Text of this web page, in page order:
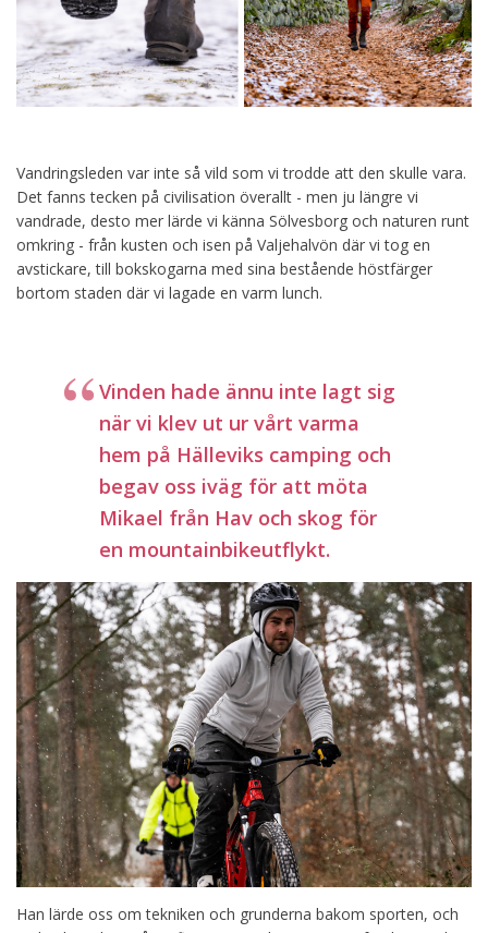
Vandringsleden var inte så vild som vi trodde att den skulle vara.
Det fanns tecken på civilisation överallt - men ju längre vi
vandrade, desto mer lärde vi känna Sölvesborg och naturen runt
omkring - från kusten och isen på Valjehalvön där vi tog en
avstickare, till bokskogarna med sina bestående höstfärger
bortom staden där vi lagade en varm lunch.
Vinden hade ännu inte lagt sig
när vi klev ut ur vårt varma
hem på Hälleviks camping och
begav oss iväg för att möta
Mikael från Hav och skog för
en mountainbikeutflykt.
Han lärde oss om tekniken och grunderna bakom sporten, och